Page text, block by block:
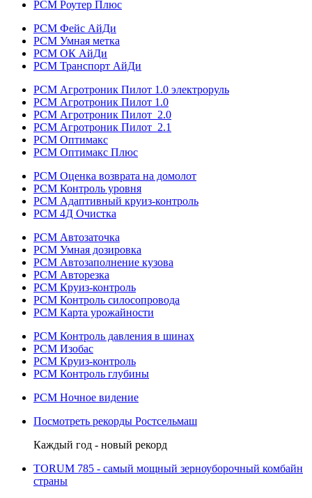
РСМ Роутер Плюс
РСМ Фейс АйДи
РСМ Умная метка
РСМ ОК АйДи
РСМ Транспорт АйДи
РСМ Агротроник Пилот 1.0 электроруль
РСМ Агротроник Пилот 1.0
РСМ Агротроник Пилот 2.0
РСМ Агротроник Пилот 2.1
РСМ Оптимакс
РСМ Оптимакс Плюс
РСМ Оценка возврата на домолот
РСМ Контроль уровня
РСМ Адаптивный круиз-контроль
РСМ 4Д Очистка
РСМ Автозаточка
РСМ Умная дозировка
РСМ Автозаполнение кузова
РСМ Авторезка
РСМ Круиз-контроль
РСМ Контроль силосопровода
РСМ Карта урожайности
РСМ Контроль давления в шинах
РСМ Изобас
РСМ Круиз-контроль
РСМ Контроль глубины
РСМ Ночное видение
Посмотреть рекорды Ростсельмаш
Каждый год - новый рекорд
TORUM 785 - cамый мощный зерноуборочный комбайн
страны